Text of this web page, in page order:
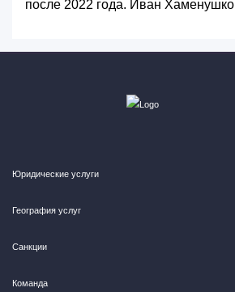
после 2022 года. Иван Хаменушко
Юридические услуги
География услуг
Санкции
Команда